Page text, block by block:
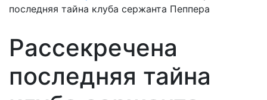
последняя тайна клуба сержанта Пеппера
Рассекречена
последняя тайна